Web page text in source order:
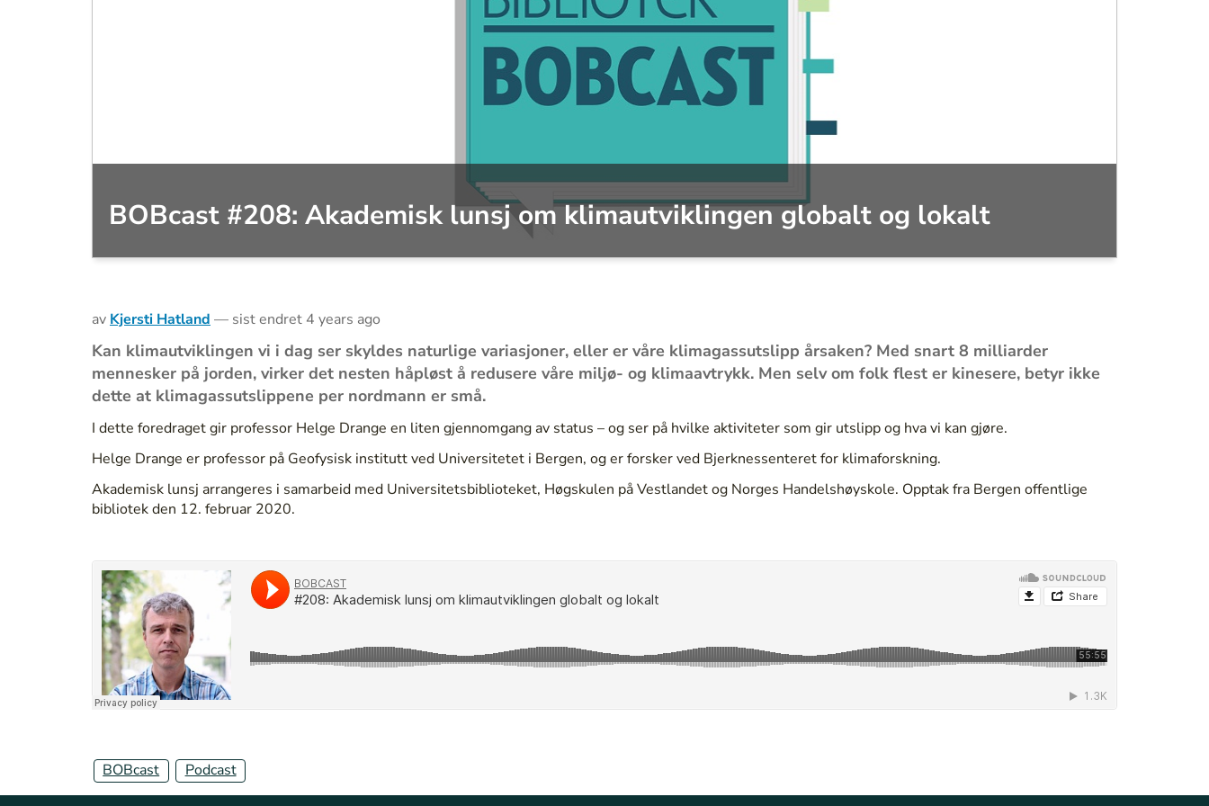
BOBcast #208: Akademisk lunsj om klimautviklingen globalt og lokalt
av Kjersti Hatland — sist endret 4 years ago
Kan klimautviklingen vi i dag ser skyldes naturlige variasjoner, eller er våre klimagassutslipp årsaken? Med snart 8 milliarder
mennesker på jorden, virker det nesten håpløst å redusere våre miljø- og klimaavtrykk. Men selv om folk flest er kinesere, betyr ikke
dette at klimagassutslippene per nordmann er små.
I dette foredraget gir professor Helge Drange en liten gjennomgang av status – og ser på hvilke aktiviteter som gir utslipp og hva vi kan gjøre.
Helge Drange er professor på Geofysisk institutt ved Universitetet i Bergen, og er forsker ved Bjerknessenteret for klimaforskning.
Akademisk lunsj arrangeres i samarbeid med Universitetsbiblioteket, Høgskulen på Vestlandet og Norges Handelshøyskole. Opptak fra Bergen offentlige
bibliotek den 12. februar 2020.
BOBcast Podcast